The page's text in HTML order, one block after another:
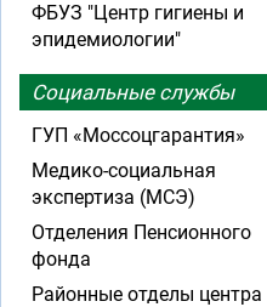
ФБУЗ "Центр гигиены и
эпидемиологии"
Социальные службы
ГУП «Моссоцгарантия»
Медико-социальная
экспертиза (МСЭ)
Отделения Пенсионного
фонда
Районные отделы центра